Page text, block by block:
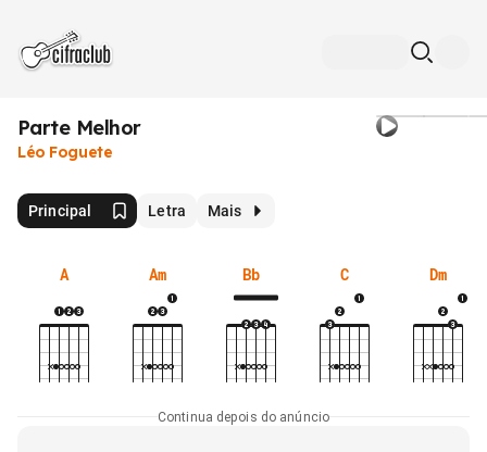
Parte Melhor
Léo Foguete
Principal Letra Mais
A Am Bb C Dm
Continua depois do anúncio